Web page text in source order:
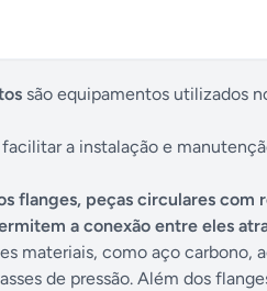
são equipamentos utilizados
facilitar a instalação e
flanges, peças circulares com
a conexão entre eles
materiais, como aço carbono,
de pressão. Além dos